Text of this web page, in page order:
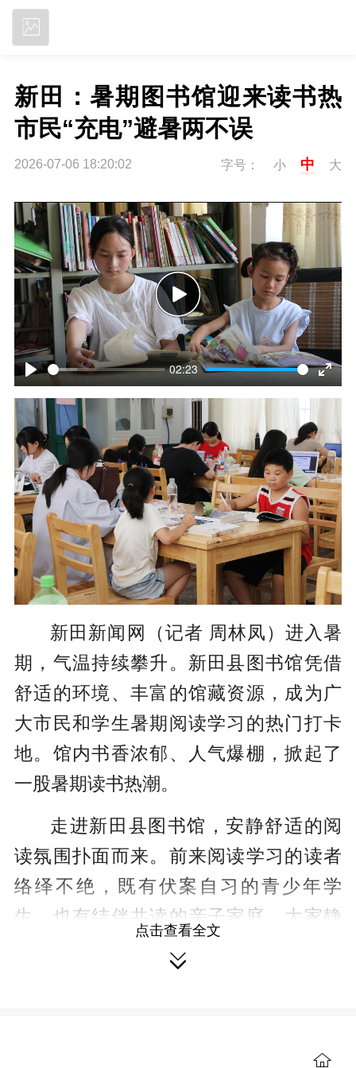
新田：暑期图书馆迎来读书热
市民“充电”避暑两不误
2026-07-06 18:20:02 字号： 小 中 大
P
l
a
y
02:23
E
t
e
r
f
u
l
l
s
c
r
e
n
P
l
a
y
新田新闻网（记者 周林凤）进入暑
期，气温持续攀升。新田县图书馆凭借
舒适的环境、丰富的馆藏资源，成为广
大市民和学生暑期阅读学习的热门打卡
地。馆内书香浓郁、人气爆棚，掀起了
一股暑期读书热潮。
走进新田县图书馆，安静舒适的阅
读氛围扑面而来。前来阅读学习的读者
络绎不绝，既有伏案自习的青少年学
生，也有结伴共读的亲子家庭，大家静
心翻阅书籍、潜心研学，现场秩序井
点击查看全文
